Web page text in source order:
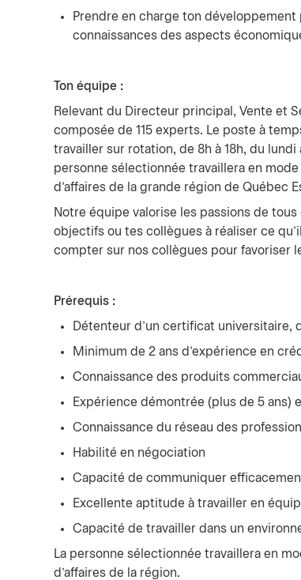
Prendre en charge ton
connaissances des aspects
Ton équipe :
Relevant du Directeur principal, Vente et
composée de 115 experts. Le poste à
travailler sur rotation, de 8h à 18h, du
personne sélectionnée travaillera en
d'affaires de la grande région de Québec
Notre équipe valorise les passions de
objectifs ou tes collègues à réaliser ce
compter sur nos collègues pour favoriser
Prérequis :
Détenteur d’un certificat universitaire,
Minimum de 2 ans d’expérience en
Connaissance des produits
Expérience démontrée (plus de 5 ans)
Connaissance du réseau des
Habilité en négociation
Capacité de communiquer
Excellente aptitude à travailler en
Capacité de travailler dans un
La personne sélectionnée travaillera en
d’affaires de la région.